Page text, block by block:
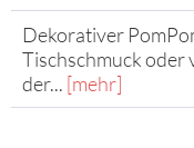
Dekorativer
Tischschmuck oder
der... [mehr]